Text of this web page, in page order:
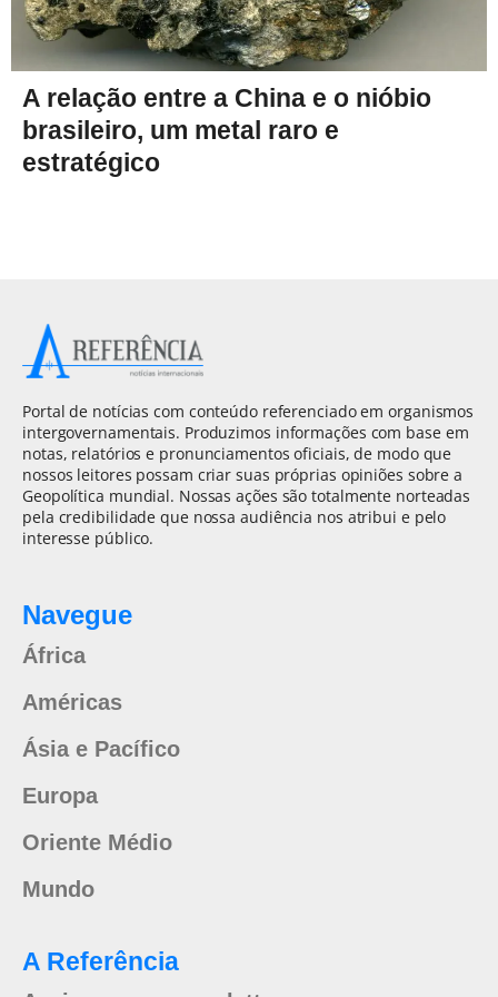
A relação entre a China e o nióbio
brasileiro, um metal raro e
estratégico
Portal de notícias com conteúdo referenciado em organismos
intergovernamentais. Produzimos informações com base em
notas, relatórios e pronunciamentos oficiais, de modo que
nossos leitores possam criar suas próprias opiniões sobre a
Geopolítica mundial. Nossas ações são totalmente norteadas
pela credibilidade que nossa audiência nos atribui e pelo
interesse público.
Navegue
África
Américas
Ásia e Pacífico
Europa
Oriente Médio
Mundo
A Referência